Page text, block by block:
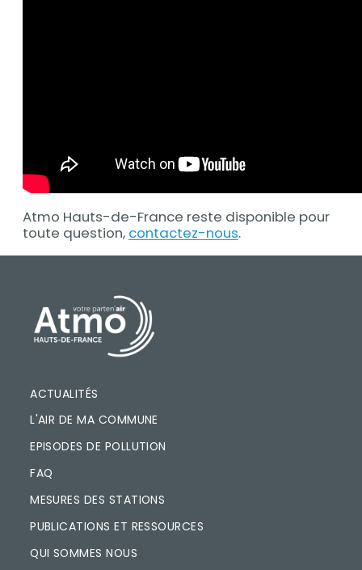
Atmo Hauts-de-France reste disponible pour
toute question, contactez-nous.
PIED DE PAGE
ACTUALITÉS
L'AIR DE MA COMMUNE
EPISODES DE POLLUTION
FAQ
MESURES DES STATIONS
PUBLICATIONS ET RESSOURCES
QUI SOMMES NOUS